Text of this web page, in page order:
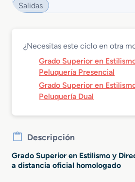
Salidas
¿Necesitas este ciclo en otra
Grado Superior en
Peluquería Presencial
Grado Superior en
Peluquería Dual
Descripción
Grado Superior en Estilismo y
a distancia oficial homologado